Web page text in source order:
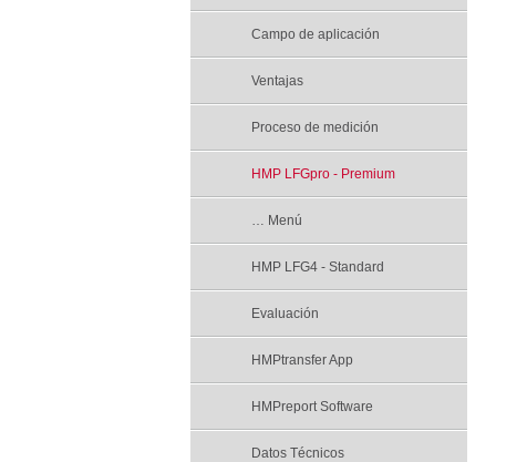
Campo de aplicación
Ventajas
Proceso de medición
HMP LFGpro - Premium
… Menú
HMP LFG4 - Standard
Evaluación
HMPtransfer App
HMPreport Software
Datos Técnicos